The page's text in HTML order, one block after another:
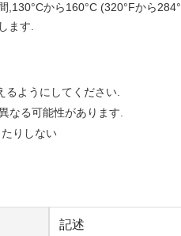
,130°Cから160°C (320°Fから
ます.
るようにしてください.
なる可能性があります.
りしない
記述